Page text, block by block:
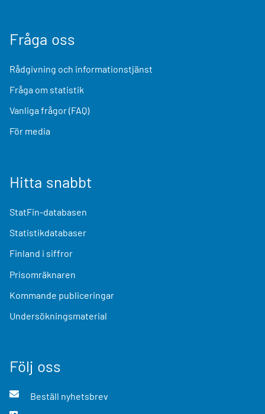
Fråga oss
Rådgivning och informationstjänst
Fråga om statistik
Vanliga frågor (FAQ)
För media
Hitta snabbt
StatFin-databasen
Statistikdatabaser
Finland i siffror
Prisomräknaren
Kommande publiceringar
Undersökningsmaterial
Följ oss
Beställ nyhetsbrev